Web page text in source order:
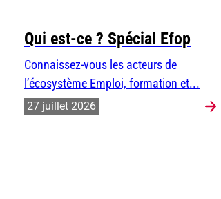
Qui est-ce ? Spécial Efop
Connaissez-vous les acteurs de
l’écosystème Emploi, formation et...
27 juillet 2026